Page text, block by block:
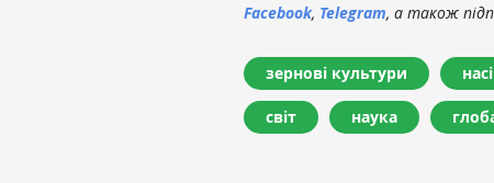
Facebook, Telegram, а також
зернові культури
світ наука